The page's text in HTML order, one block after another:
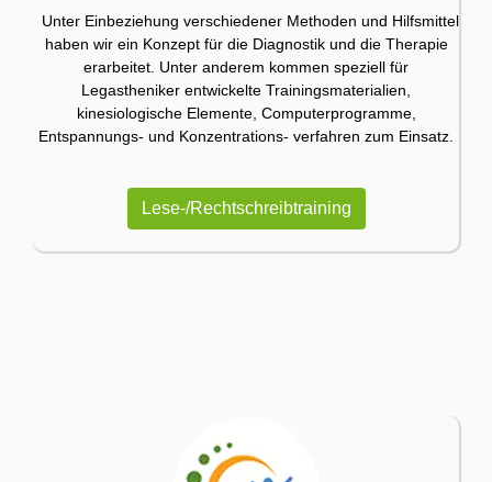
Unter Einbeziehung verschiedener Methoden und Hilfsmittel
haben wir ein Konzept für die Diagnostik und die Therapie
erarbeitet. Unter anderem kommen speziell für
Legastheniker entwickelte Trainingsmaterialien,
kinesiologische Elemente, Computerprogramme,
Entspannungs- und Konzentrations- verfahren zum Einsatz.
Lese-/Rechtschreibtraining